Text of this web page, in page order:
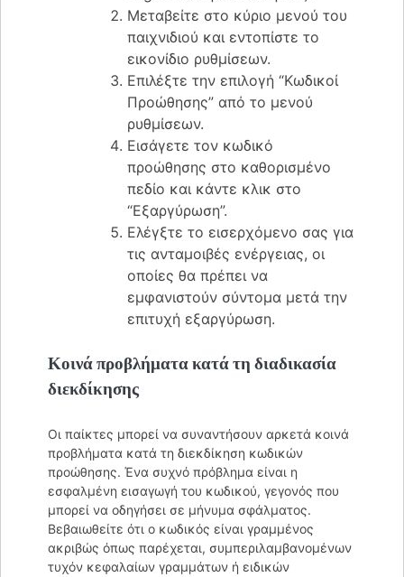
Μεταβείτε στο κύριο μενού του
παιχνιδιού και εντοπίστε το
εικονίδιο ρυθμίσεων.
Επιλέξτε την επιλογή “Κωδικοί
Προώθησης” από το μενού
ρυθμίσεων.
Εισάγετε τον κωδικό
προώθησης στο καθορισμένο
πεδίο και κάντε κλικ στο
“Εξαργύρωση”.
Ελέγξτε το εισερχόμενο σας για
τις ανταμοιβές ενέργειας, οι
οποίες θα πρέπει να
εμφανιστούν σύντομα μετά την
επιτυχή εξαργύρωση.
Κοινά προβλήματα κατά τη διαδικασία
διεκδίκησης
Οι παίκτες μπορεί να συναντήσουν αρκετά κοινά
προβλήματα κατά τη διεκδίκηση κωδικών
προώθησης. Ένα συχνό πρόβλημα είναι η
εσφαλμένη εισαγωγή του κωδικού, γεγονός που
μπορεί να οδηγήσει σε μήνυμα σφάλματος.
Βεβαιωθείτε ότι ο κωδικός είναι γραμμένος
ακριβώς όπως παρέχεται, συμπεριλαμβανομένων
τυχόν κεφαλαίων γραμμάτων ή ειδικών